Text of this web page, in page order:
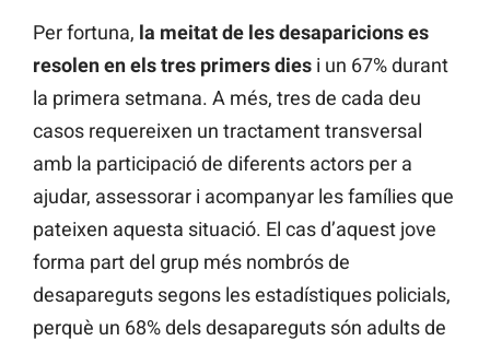
Per fortuna, la meitat de les desaparicions es
resolen en els tres primers dies i un 67% durant
la primera setmana. A més, tres de cada deu
casos requereixen un tractament transversal
amb la participació de diferents actors per a
ajudar, assessorar i acompanyar les famílies que
pateixen aquesta situació. El cas d’aquest jove
forma part del grup més nombrós de
desapareguts segons les estadístiques policials,
perquè un 68% dels desapareguts són adults de